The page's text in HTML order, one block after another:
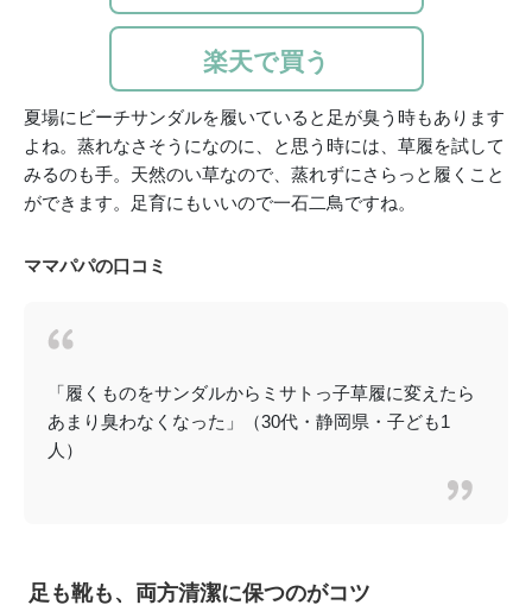
楽天で買う
夏場にビーチサンダルを履いていると足が臭う時もあります
よね。蒸れなさそうになのに、と思う時には、草履を試して
みるのも手。天然のい草なので、蒸れずにさらっと履くこと
ができます。足育にもいいので一石二鳥ですね。
ママパパの口コミ
「履くものをサンダルからミサトっ子草履に変えたら
あまり臭わなくなった」（30代・静岡県・子ども1
人）
足も靴も、両方清潔に保つのがコツ